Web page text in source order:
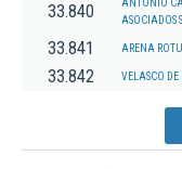
33.840
ANTONIO
ASOCIADOS
33.841 ARENA
33.842 VELASCO DE